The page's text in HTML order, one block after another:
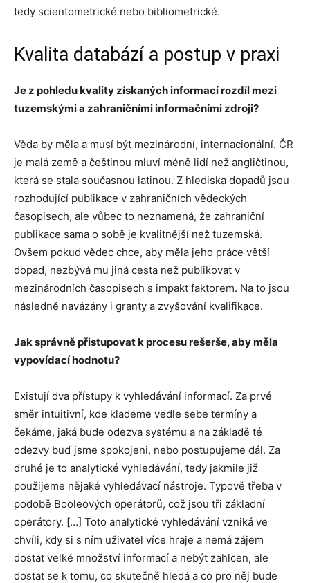
tedy scientometrické nebo bibliometrické.
Kvalita databází a postup v praxi
Je z pohledu kvality získaných informací rozdíl mezi
tuzemskými a zahraničními informačními zdroji?
Věda by měla a musí být mezinárodní, internacionální. ČR
je malá země a češtinou mluví méně lidí než angličtinou,
která se stala současnou latinou. Z hlediska dopadů jsou
rozhodující publikace v zahraničních vědeckých
časopisech, ale vůbec to neznamená, že zahraniční
publikace sama o sobě je kvalitnější než tuzemská.
Ovšem pokud vědec chce, aby měla jeho práce větší
dopad, nezbývá mu jiná cesta než publikovat v
mezinárodních časopisech s impakt faktorem. Na to jsou
následně navázány i granty a zvyšování kvalifikace.
Jak správně přistupovat k procesu rešerše, aby měla
vypovídací hodnotu?
Existují dva přístupy k vyhledávání informací. Za prvé
směr intuitivní, kde klademe vedle sebe termíny a
čekáme, jaká bude odezva systému a na základě té
odezvy buď jsme spokojeni, nebo postupujeme dál. Za
druhé je to analytické vyhledávání, tedy jakmile již
použijeme nějaké vyhledávací nástroje. Typově třeba v
podobě Booleových operátorů, což jsou tři základní
operátory. […] Toto analytické vyhledávání vzniká ve
chvíli, kdy si s ním uživatel více hraje a nemá zájem
dostat velké množství informací a nebýt zahlcen, ale
dostat se k tomu, co skutečně hledá a co pro něj bude